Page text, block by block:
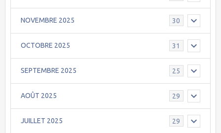
NOVEMBRE 2025 30
OCTOBRE 2025 31
SEPTEMBRE 2025 25
AOÛT 2025 29
JUILLET 2025 29